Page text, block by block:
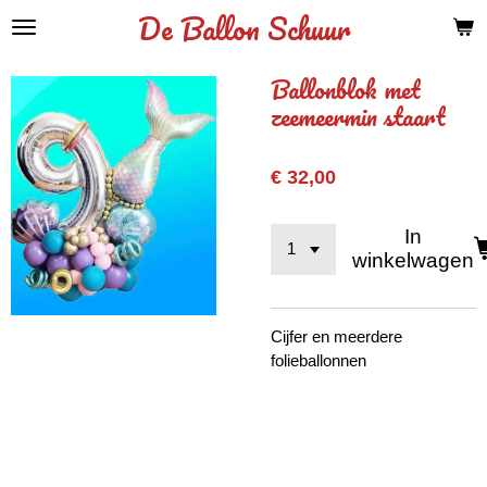
Ga
hoofdinhoud
De Ballon Schuur
Ballonblok met
zeemeermin staart
€ 32,00
In
winkelwagen
Cijfer en meerdere
folieballonnen